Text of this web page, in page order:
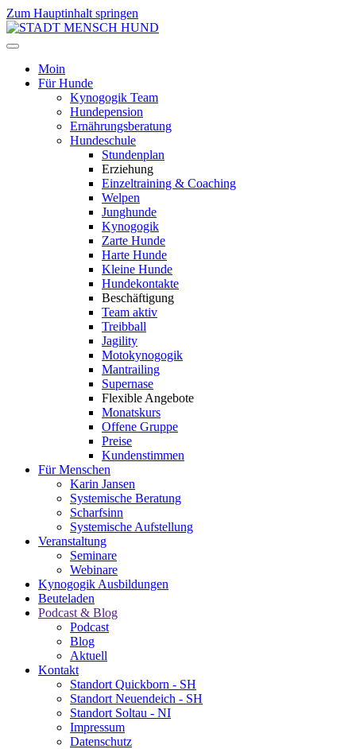
Zum Hauptinhalt springen
Moin
Für Hunde
Kynogogik Team
Hundepension
Ernährungsberatung
Hundeschule
Stundenplan
Erziehung
Einzeltraining & Coaching
Welpen
Junghunde
Kynogogik
Zarte Hunde
Harte Hunde
Kleine Hunde
Hundekontakte
Beschäftigung
Team aktiv
Treibball
Jagility
Motokynogogik
Mantrailing
Supernase
Flexible Angebote
Monatskurs
Offene Gruppe
Preise
Kundenstimmen
Für Menschen
Karin Jansen
Systemische Beratung
Scharfsinn
Systemische Aufstellung
Veranstaltung
Seminare
Webinare
Kynogogik Ausbildungen
Beuteladen
Podcast & Blog
Podcast
Blog
Aktuell
Kontakt
Standort Quickborn - SH
Standort Neuendeich - SH
Standort Soltau - NI
Impressum
Datenschutz